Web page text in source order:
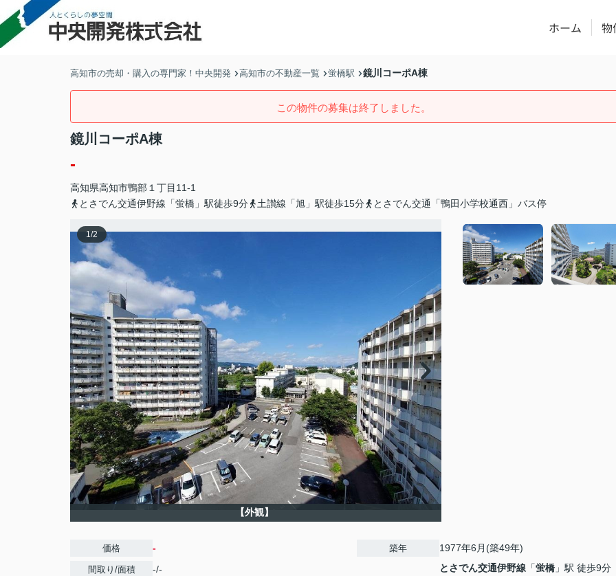
ホーム 物
高知市の売却・購入の専門家！中央開発 高知市の不動産一覧 蛍橋駅 鏡川コーポA棟
この物件の募集は終了しました。
鏡川コーポA棟
-
高知県高知市鴨部 １丁目11-1
とさでん交通伊野線「蛍橋」駅徒歩9分
土讃線「旭」駅徒歩15分 とさでん交通「鴨田小学校通西」バス停
1/2
【外観】
価格 -
間取り/面積 -/-
築年 1977年6月(築49年)
とさでん交通伊野線 「蛍橋 」駅 徒歩9分